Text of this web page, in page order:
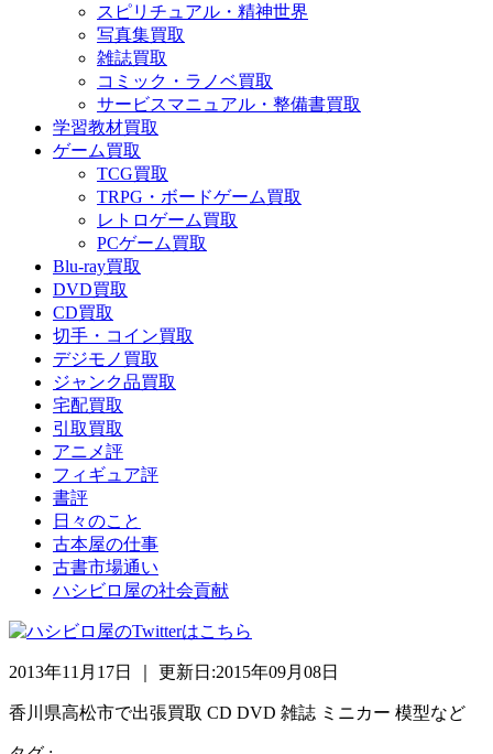
スピリチュアル・精神世界
写真集買取
雑誌買取
コミック・ラノベ買取
サービスマニュアル・整備書買取
学習教材買取
ゲーム買取
TCG買取
TRPG・ボードゲーム買取
レトロゲーム買取
PCゲーム買取
Blu-ray買取
DVD買取
CD買取
切手・コイン買取
デジモノ買取
ジャンク品買取
宅配買取
引取買取
アニメ評
フィギュア評
書評
日々のこと
古本屋の仕事
古書市場通い
ハシビロ屋の社会貢献
2013年11月17日 ｜ 更新日:2015年09月08日
香川県高松市で出張買取 CD DVD 雑誌 ミニカー 模型など